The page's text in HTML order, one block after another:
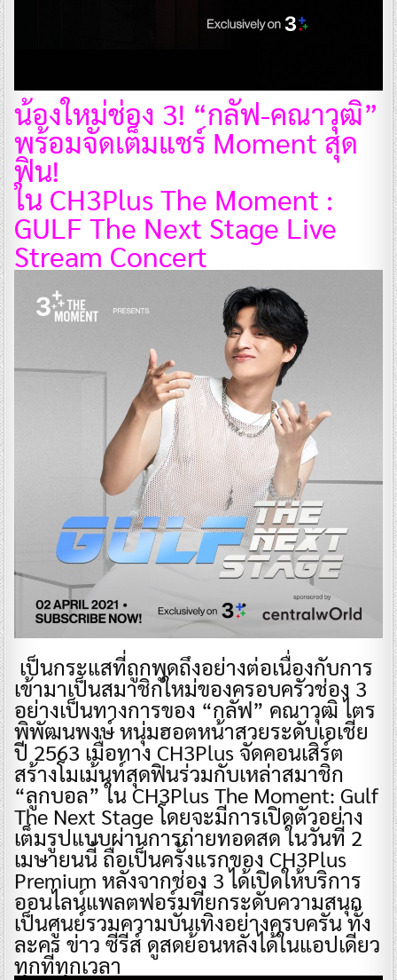
น้องใหม่ช่อง 3! “กลัฟ-คณาวุฒิ”
พร้อมจัดเต็มแชร์ Moment สุด
ฟิน!
ใน CH3Plus The Moment :
GULF The Next Stage Live
Stream Concert
​ เป็นกระแสที่ถูกพูดถึงอย่างต่อเนื่องกับการ
เข้ามาเป็นสมาชิกใหม่ของครอบครัวช่อง 3
อย่างเป็นทางการของ “กลัฟ” คณาวุฒิ ไตร
พิพัฒนพงษ์ หนุ่มฮอตหน้าสวยระดับเอเชีย
ปี 2563 เมื่อทาง CH3Plus จัดคอนเสิร์ต
สร้างโมเม้นท์สุดฟินร่วมกับเหล่าสมาชิก
“ลูกบอล” ใน CH3Plus The Moment: Gulf
The Next Stage โดยจะมีการเปิดตัวอย่าง
เต็มรูปแบบผ่านการถ่ายทอดสด ในวันที่ 2
เมษายนนี้ ถือเป็นครั้งแรกของ CH3Plus
Premium หลังจากช่อง 3 ได้เปิดให้บริการ
ออนไลน์แพลตฟอร์มที่ยกระดับความสนุก
เป็นศูนย์รวมความบันเทิงอย่างครบครัน ทั้ง
ละคร ข่าว ซีรีส์ ดูสดย้อนหลังได้ในแอปเดียว
ทุกที่ทุกเวลา